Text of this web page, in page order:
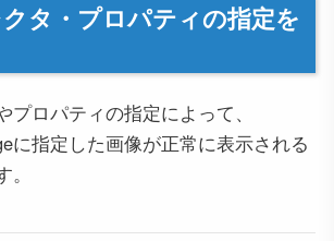
タ・プロパティの指定を
プロパティの指定によって、
に指定した画像が正常に表示される